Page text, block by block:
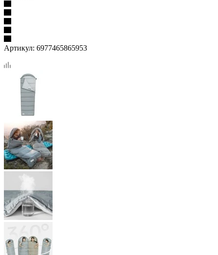
Артикул: 6977465865953